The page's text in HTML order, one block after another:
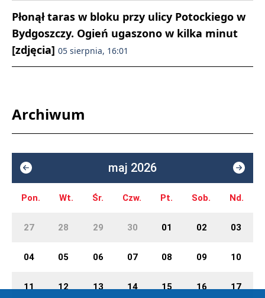
Płonął taras w bloku przy ulicy Potockiego w
Bydgoszczy. Ogień ugaszono w kilka minut
[zdjęcia] 05 sierpnia, 16:01
Archiwum
maj 2026
Pon. Wt. Śr. Czw. Pt. Sob. Nd.
27 28 29 30 01 02 03
04 05 06 07 08 09 10
11 12 13 14 15 16 17